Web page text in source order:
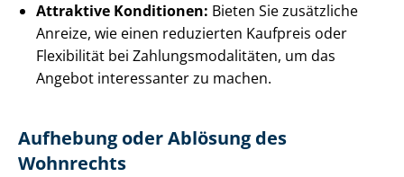
Attraktive Konditionen: Bieten Sie zusätzliche
Anreize, wie einen reduzierten Kaufpreis oder
Flexibilität bei Zah­lungs­mo­da­li­tä­ten, um das
Angebot interessanter zu machen.
Aufhebung oder Ablösung des
Wohnrechts